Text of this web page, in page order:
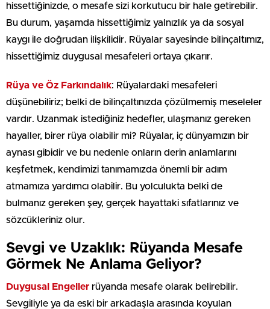
hissettiğinizde, o mesafe sizi korkutucu bir hale getirebilir.
Bu durum, yaşamda hissettiğimiz yalnızlık ya da sosyal
kaygı ile doğrudan ilişkilidir. Rüyalar sayesinde bilinçaltımız,
hissettiğimiz duygusal mesafeleri ortaya çıkarır.
Rüya ve Öz Farkındalık: Rüyalardaki mesafeleri
düşünebiliriz; belki de bilinçaltınızda çözülmemiş meseleler
vardır. Uzanmak istediğiniz hedefler, ulaşmanız gereken
hayaller, birer rüya olabilir mi? Rüyalar, iç dünyamızın bir
aynası gibidir ve bu nedenle onların derin anlamlarını
keşfetmek, kendimizi tanımamızda önemli bir adım
atmamıza yardımcı olabilir. Bu yolculukta belki de
bulmanız gereken şey, gerçek hayattaki sıfatlarınız ve
sözcükleriniz olur.
Sevgi ve Uzaklık: Rüyanda Mesafe
Görmek Ne Anlama Geliyor?
Duygusal Engeller rüyanda mesafe olarak belirebilir.
Sevgiliyle ya da eski bir arkadaşla arasında koyulan